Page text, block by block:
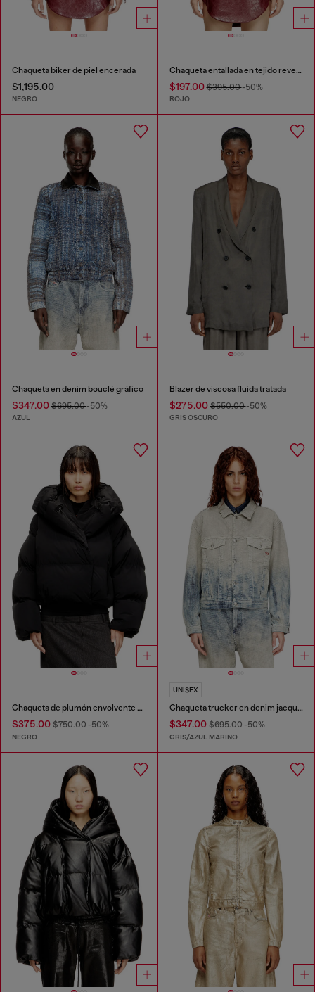
Chaqueta biker de piel encerada
$1,195.00
NEGRO
Chaqueta entallada en tejido revestido
$197.00$395.00-50%
ROJO
Chaqueta en denim bouclé gráfico
$347.00 $695.00-50%
AZUL
Blazer de viscosa fluida tratada
$275.00$550.00-50%
GRIS OSCURO
Chaqueta de plumón envolvente en nylon bi-elástico
$375.00 $750.00-50%
NEGRO
UNISEX
Chaqueta trucker en denim jacquard Príncipe de Gales
$347.00$695.00-50%
GRIS/AZUL MARINO